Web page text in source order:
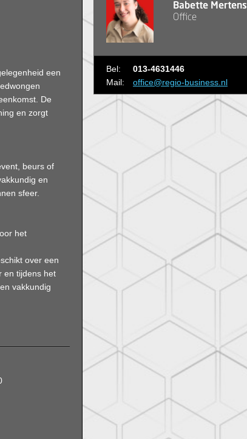
een
De
en zorgt
beurs of
en
sfeer.
het
over een
en tijdens het
vakkundig
Babette Mertens
Office
Bel:
013-4631446
Mail:
office@regio-business.nl